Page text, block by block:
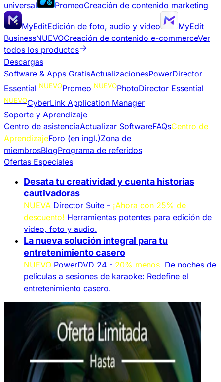
universal PromeoCreación de contenido marketing
MyEditEdición de foto, audio y video
MyEdit
BusinessNUEVOCreación de contenido e-commerceVer
todos los productos
Descargas
Software & Apps GratisActualizacionesPowerDirector
Essential NUEVOPromeo NUEVOPhotoDirector Essential
NUEVOCyberLink Application Manager
Soporte y Aprendizaje
Centro de asistenciaActualizar SoftwareFAQsCentro de
AprendizajeForo (en ingl.)Zona de
miembrosBlogPrograma de referidos
Ofertas Especiales
Desata tu creatividad y cuenta historias
cautivadoras
NUEVA Director Suite – ¡Ahora con 25% de
descuento! Herramientas potentes para edición de
video, foto y audio.
La nueva solución integral para tu
entretenimiento casero
NUEVO PowerDVD 24 - 20% menos. De noches de
películas a sesiones de karaoke: Redefine el
entretenimiento casero.